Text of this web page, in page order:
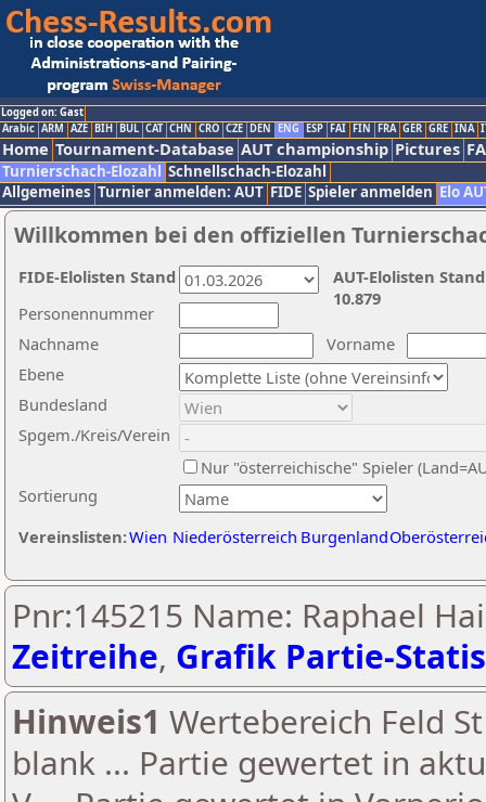
Logged on: Gast
Arabic ARM AZE BIH BUL CAT CHN CRO CZE DEN ENG ESP FAI FIN FRA GER GRE INA
Home Tournament-Database AUT championship Pictures
Turnierschach-Elozahl Schnellschach-Elozahl
Allgemeines Turnier anmelden: AUT FIDE Spieler anmelden Elo
Willkommen bei den offiziellen
Nachname
Vorname
Ebene
Sortierung
Personennummer
Bundesland
Spgem./Kreis/Verein
Nur "österreichische" Spieler
Vereinslisten:Wien Niederösterreich Burgenland
AUT-Elolisten
10.879
FIDE-Elolisten Stand
Pnr:145215 Name: Raphael
Zeitreihe, Grafik Partie-
Hinweis1 Wertebereich Feld
blank ... Partie gewertet in